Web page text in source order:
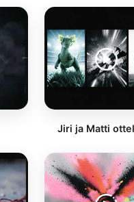
Jiri ja Matti